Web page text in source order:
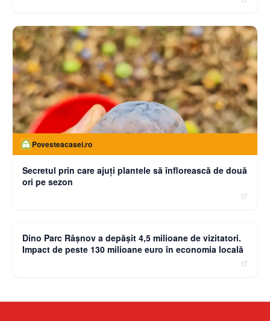
Povesteacasei.ro
Secretul prin care ajuți plantele să înflorească de două
ori pe sezon
Dino Parc Râșnov a depășit 4,5 milioane de vizitatori.
Impact de peste 130 milioane euro în economia locală